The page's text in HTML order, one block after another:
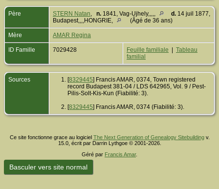
Père STERN Natan, n. 1841, Vag-Ujhely,,,,, d. 14 juil 1877,
Budapest,,,,HONGRIE,
(Âgé de 36 ans)
Mère AMAR Regina
ID Famille 7029428 Feuille familiale
Tableau
familial
Sources [8329445] Francis AMAR, 0374, Town registered
record Budapest 381-04 / LDS 642965, Vol. 9 / Pest-
Pilis-Solt-Kis-Kun (Fiabilité: 3).
[8329445] Francis AMAR, 0374 (Fiabilité: 3).
Ce site fonctionne grace au logiciel The Next Generation of Genealogy Sitebuildingv.
15.0, écrit par Darrin Lythgoe © 2001-2026.
Géré par Francis Amar.
Basculer vers site normal